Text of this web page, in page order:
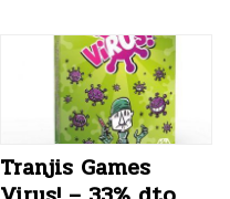
Tranjis Games